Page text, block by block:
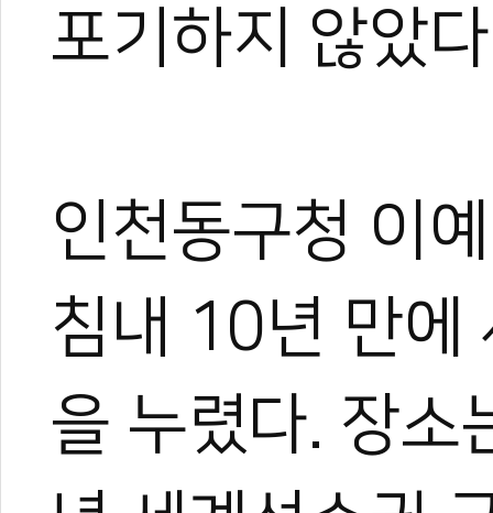
포기하지 않았
인천동구청 이
침내 10년 만에
을 누렸다. 장소